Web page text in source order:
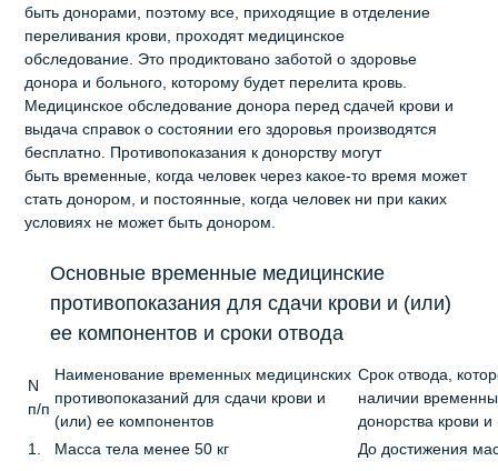
быть донорами, поэтому все, приходящие в отделение
переливания крови, проходят медицинское
обследование. Это продиктовано заботой о здоровье
донора и больного, которому будет перелита кровь.
Медицинское обследование донора перед сдачей крови и
выдача справок о состоянии его здоровья производятся
бесплатно. Противопоказания к донорству могут
быть временные, когда человек через какое-то время может
стать донором, и постоянные, когда человек ни при каких
условиях не может быть донором.
Основные временные медицинские
противопоказания для сдачи крови и (или)
ее компонентов и сроки отвода
N
п/п
Наименование временных медицинских
противопоказаний для сдачи крови и
(или) ее компонентов
Срок отвода,
наличии
донорства крови
1.
Масса тела менее 50 кг
До достижения